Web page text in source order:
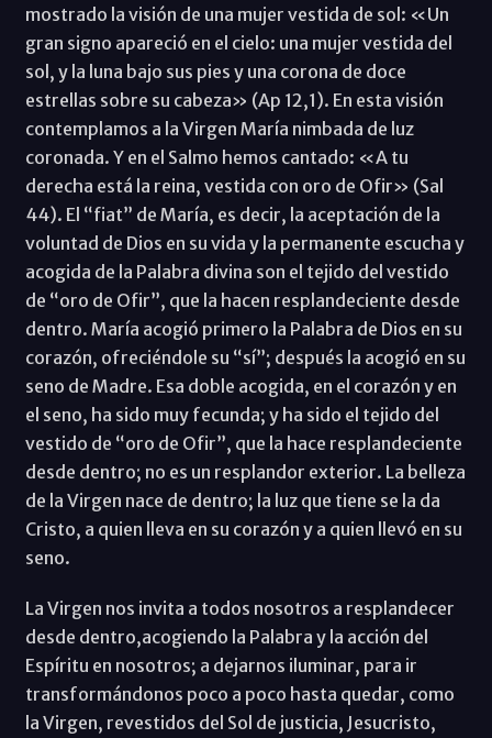
mostrado la visión de una mujer vestida de sol: «Un
gran signo apareció en el cielo: una mujer vestida del
sol, y la luna bajo sus pies y una corona de doce
estrellas sobre su cabeza» (Ap 12,1). En esta visión
contemplamos a la Virgen María nimbada de luz
coronada. Y en el Salmo hemos cantado: «A tu
derecha está la reina, vestida con oro de Ofir» (Sal
44). El “fiat” de María, es decir, la aceptación de la
voluntad de Dios en su vida y la permanente escucha y
acogida de la Palabra divina son el tejido del vestido
de “oro de Ofir”, que la hacen resplandeciente desde
dentro. María acogió primero la Palabra de Dios en su
corazón, ofreciéndole su “sí”; después la acogió en su
seno de Madre. Esa doble acogida, en el corazón y en
el seno, ha sido muy fecunda; y ha sido el tejido del
vestido de “oro de Ofir”, que la hace resplandeciente
desde dentro; no es un resplandor exterior. La belleza
de la Virgen nace de dentro; la luz que tiene se la da
Cristo, a quien lleva en su corazón y a quien llevó en su
seno.
La Virgen nos invita a todos nosotros a resplandecer
desde dentro,acogiendo la Palabra y la acción del
Espíritu en nosotros; a dejarnos iluminar, para ir
transformándonos poco a poco hasta quedar, como
la Virgen, revestidos del Sol de justicia, Jesucristo,